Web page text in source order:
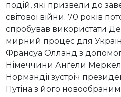
подій, які призвели до
світової війни. 70 років
спробував використати
мирний процес для
Франсуа Олланд з
Німеччини Анґели
Нормандії зустріч
Путіна з його